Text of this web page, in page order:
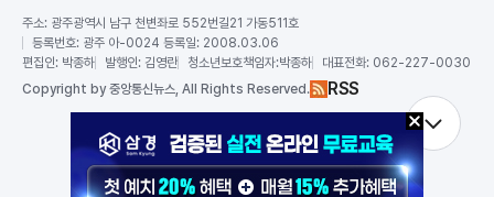
주소: 광주광역시 남구 천변좌로 552번길21 가동511호
등록번호: 광주 아-0024 등록일: 2008.03.06
편집인: 박종하 발행인: 김영란 청소년보호책임자:박종하 대표전화: 062-227-0030
Copyright by 중앙통신뉴스, All Rights Reserved. RSS